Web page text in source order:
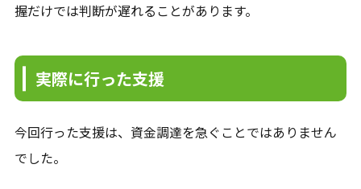
握だけでは判断が遅れることがあります。
実際に行った支援
今回行った支援は、資金調達を急ぐことではありません
でした。